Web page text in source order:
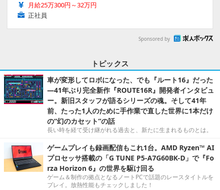
月給25万300円～32万円
正社員
Sponsored by
トピックス
車が変形してロボになった、でも『ルート16』だった
―41年ぶり完全新作『ROUTE16R』開発者インタビュ
ー。新旧スタッフが語るシリーズの魂。そして41年
前、たった1人のために手作業で直した世界に1本だけ
の“幻のカセット”の話
長い時を経て受け継がれる過去と、新たに生まれるものとは。
ゲームプレイも録画配信もこれ1台。AMD Ryzen™ AI
プロセッサ搭載の「G TUNE P5-A7G60BK-D」で『Fo
rza Horizon 6』の世界を駆け回る
ゲーム＆制作の拠点となるノートPCで話題のレースタイトルを
プレイ。放熱性能もチェックしました！